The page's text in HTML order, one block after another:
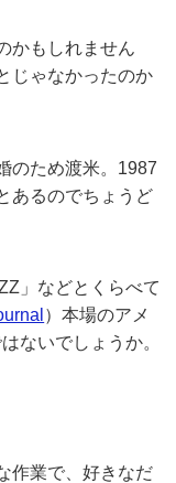
かもしれません
じゃなかったのか
のため渡米。1987
あるのでちょうど
」などとくらべて
）本場のアメ
ないでしょうか。
作業で、好きなだ